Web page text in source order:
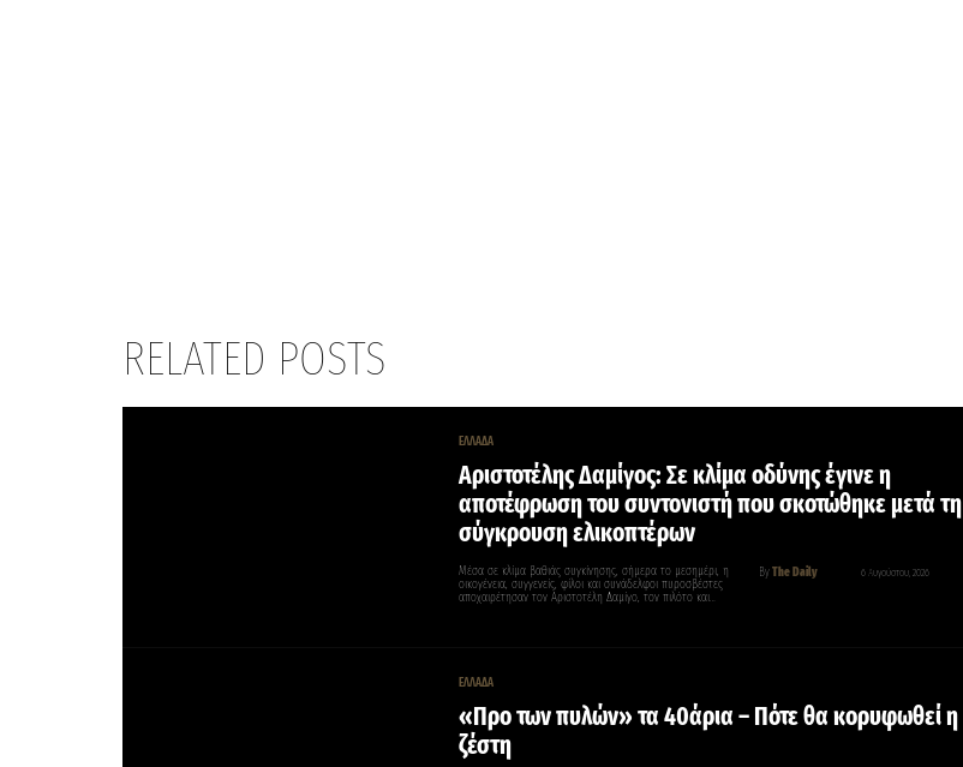
RELATED POSTS
ΕΛΛΑΔΑ
Αριστοτέλης Δαμίγος: Σε κλίμα οδύνης έγινε η
αποτέφρωση του συντονιστή που σκοτώθηκε μετά τη
σύγκρουση ελικοπτέρων
ByThe Daily 6 Αυγούστου, 2026
Μέσα σε κλίμα βαθιάς συγκίνησης, σήμερα το μεσημέρι, η
οικογένεια, συγγενείς, φίλοι και συνάδελφοι πυροσβέστες
αποχαιρέτησαν τον Αριστοτέλη Δαμίγο, τον πιλότο και…
ΕΛΛΑΔΑ
«Προ των πυλών» τα 40άρια – Πότε θα κορυφωθεί η
ζέστη